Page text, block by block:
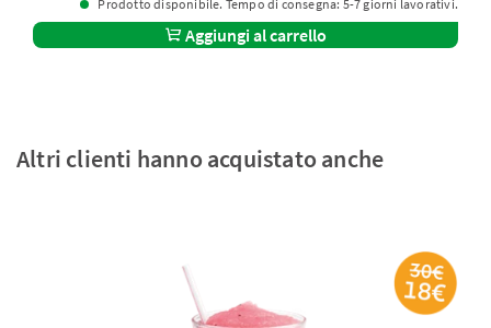
Prodotto disponibile. Tempo di consegna: 5-7 giorni lavorativi.
Aggiungi al carrello
Altri clienti hanno acquistato anche